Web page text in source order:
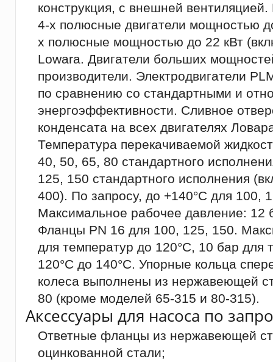
конструкция, с внешней
4-х полюсные двигатели мощностью
х полюсные мощностью до 22 кВт
Lowara. Двигатели больших
производители. Электродвигатели
по сравнению со стандартными и
энергоэффективности. Сливное
конденсата на всех двигателях
Температура перекачиваемой
40, 50, 65, 80 стандартного
125, 150 стандартного исполнения
400). По запросу, до +140°C для 100,
Максимальное рабочее давление: 12
Фланцы PN 16 для 100, 125, 150.
для температур до 120°C, 10 бар для
120°C до 140°C. Упорные кольца
колеса выполнены из нержавеющей
80 (кроме моделей 65-315 и 80-315).
Аксессуары для насоса по
Ответные фланцы из нержавеющей
оцинкованной стали;